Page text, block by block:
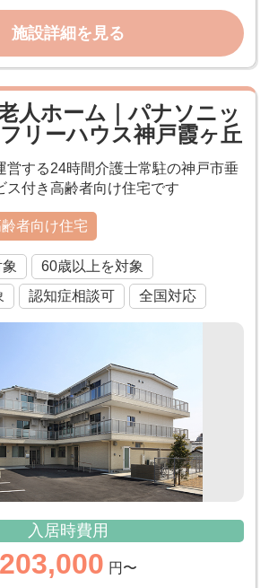
施設詳細を見る
人ホーム｜パナソニッ
リーハウス神戸霞ヶ丘
営する24時間介護士常駐の神戸市垂
ス付き高齢者向け住宅です
者向け住宅
60歳以上を対象
認知症相談可 全国対応
入居時費用
203,000 円〜